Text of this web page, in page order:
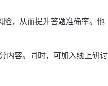
险，从而提升答题准确率。他
内容。同时，可加入线上研讨